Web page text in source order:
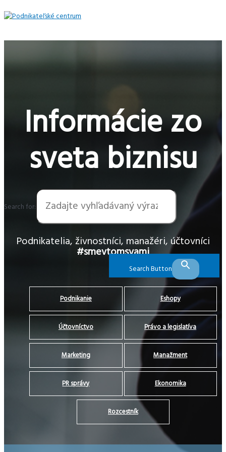
Preskočiť
na
Menu
Informácie zo
sveta biznisu
Search for:
Search Button
Podnikatelia, živnostníci, manažéri, účtovníci
#smevtomsvami
Podnikanie Eshopy
Účtovníctvo Právo a legislatíva
Marketing Manažment
PR správy Ekonomika
Rozcestník